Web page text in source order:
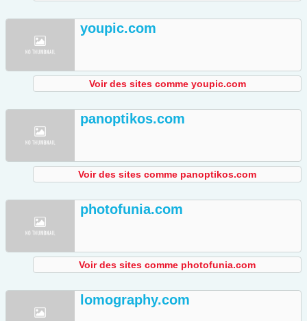
youpic.com
Voir des sites comme youpic.com
panoptikos.com
Voir des sites comme panoptikos.com
photofunia.com
Voir des sites comme photofunia.com
lomography.com